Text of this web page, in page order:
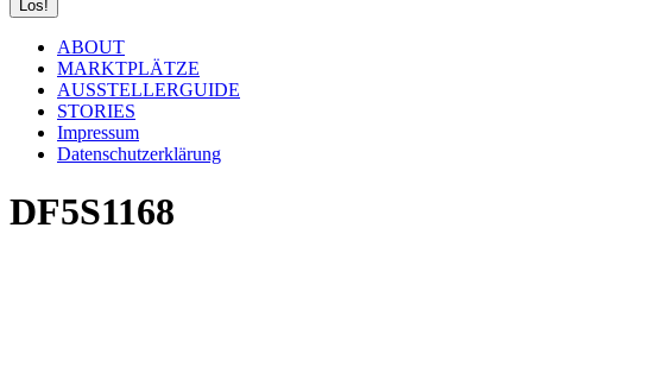
ABOUT
MARKTPLÄTZE
AUSSTELLERGUIDE
STORIES
Impressum
Datenschutzerklärung
DF5S1168